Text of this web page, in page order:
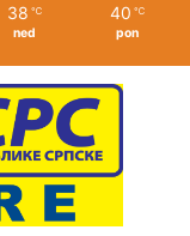
38 ℃
ned
40 ℃
pon